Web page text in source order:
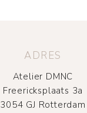
ADRES
Atelier DMNC
Freericksplaats 3a
3054 GJ Rotterdam